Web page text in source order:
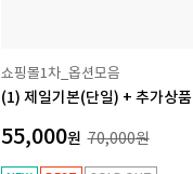
쇼핑몰1차_옵션모음
(1) 제일기본(단일) + 추가상품
55,000원 70,000원